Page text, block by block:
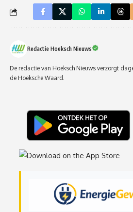
Redactie Hoeksch Nieuws
De redactie van Hoeksch Nieuws verzorgt
de Hoeksche Waard.